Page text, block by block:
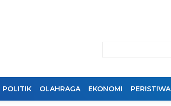
POLITIK OLAHRAGA EKONOMI PERISTIWA